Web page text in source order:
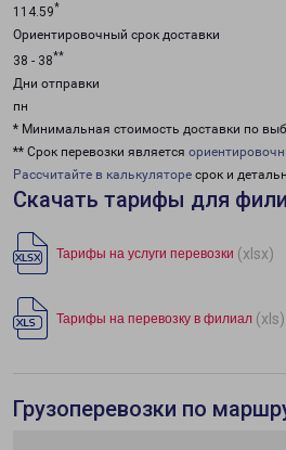
114.59*
Ориентировочный срок доставки
38 - 38**
Дни отправки
пн
* Минимальная стоимость доставки по
** Срок перевозки является
Рассчитайте в калькуляторе срок и
Скачать тарифы для
Тарифы на услуги перевозки (xlsx)
Тарифы на перевозку в филиал (xls)
Грузоперевозки по